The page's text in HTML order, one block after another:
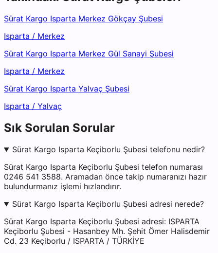
Sürat Kargo Isparta Merkez Gökçay Şubesi
Isparta / Merkez
Sürat Kargo Isparta Merkez Gül Sanayi Şubesi
Isparta / Merkez
Sürat Kargo Isparta Yalvaç Şubesi
Isparta / Yalvaç
Sık Sorulan Sorular
Sürat Kargo Isparta Keçiborlu Şubesi telefonu nedir?
Sürat Kargo Isparta Keçiborlu Şubesi telefon numarası
0246 541 3588. Aramadan önce takip numaranızı hazır
bulundurmanız işlemi hızlandırır.
Sürat Kargo Isparta Keçiborlu Şubesi adresi nerede?
Sürat Kargo Isparta Keçiborlu Şubesi adresi: ISPARTA
Keçiborlu Şubesi - Hasanbey Mh. Şehit Ömer Halisdemir
Cd. 23 Keçiborlu / ISPARTA / TÜRKİYE